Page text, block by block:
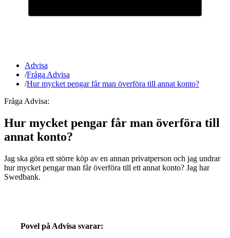
Advisa
/Fråga Advisa
/Hur mycket pengar får man överföra till annat konto?
Fråga Advisa:
Hur mycket pengar får man överföra till
annat konto?
Jag ska göra ett större köp av en annan privatperson och jag undrar
hur mycket pengar man får överföra till ett annat konto? Jag har
Swedbank.
Povel på Advisa svarar: